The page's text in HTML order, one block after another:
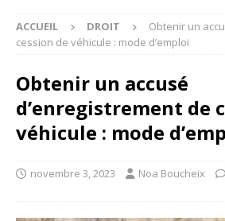
ACCUEIL DROIT
Obtenir un
cession de véhicule : mode d’emploi
Obtenir un accusé
d’enregistrement de
véhicule : mode
novembre 3, 2023 Noa Boucheix